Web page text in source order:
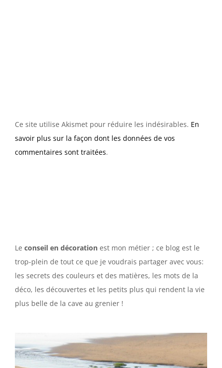
Ce site utilise Akismet pour réduire les indésirables. En
savoir plus sur la façon dont les données de vos
commentaires sont traitées.
Le conseil en décoration est mon métier ; ce blog est le
trop-plein de tout ce que je voudrais partager avec vous:
les secrets des couleurs et des matières, les mots de la
déco, les découvertes et les petits plus qui rendent la vie
plus belle de la cave au grenier !